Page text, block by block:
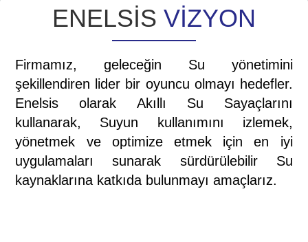
ENELSİS VİZYON
Firmamız, geleceğin Su yönetimini
şekillendiren lider bir oyuncu olmayı hedefler.
Enelsis olarak Akıllı Su Sayaçlarını
kullanarak, Suyun kullanımını izlemek,
yönetmek ve optimize etmek için en iyi
uygulamaları sunarak sürdürülebilir Su
kaynaklarına katkıda bulunmayı amaçlarız.